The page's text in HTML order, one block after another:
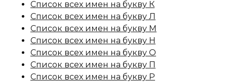
Список всех имен на букву К
Список всех имен на букву Л
Список всех имен на букву М
Список всех имен на букву Н
Список всех имен на букву О
Список всех имен на букву П
Список всех имен на букву Р